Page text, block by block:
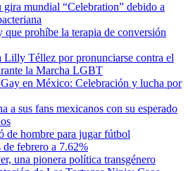
gira mundial “Celebration” debido a
prohíbe la terapia de conversión
Lilly Téllez por pronunciarse contra el
la Marcha LGBT
en México: Celebración y lucha por
a sus fans mexicanos con su esperado
de hombre para jugar fútbol
febrero a 7.62%
una pionera política transgénero